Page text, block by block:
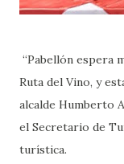
“Pabellón espera
Ruta del Vino, y
alcalde Humberto
el Secretario de
turística.